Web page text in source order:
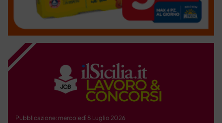
Pubblicazione: mercoledì 8 Luglio 2026